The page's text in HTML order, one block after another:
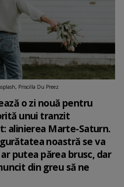
Priscilla Du Preez
o zi nouă pentru
unui tranzit
alinierea Marte-Saturn.
noastră se va
putea părea brusc, dar
din greu să ne